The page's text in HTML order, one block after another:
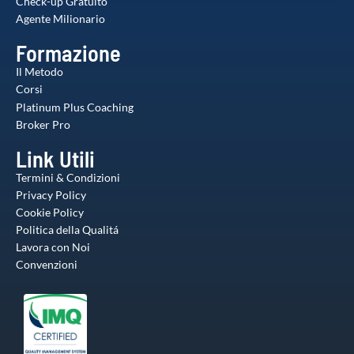
raccolto dal suo utilizzo dei loro servizi.
Agente Milionario
Formazione
Il Metodo
Corsi
Platinum Plus Coaching
Broker Pro
Link Utili
Termini & Condizioni
Privacy Policy
Cookie Policy
Politica della Qualitá
Lavora con Noi
Convenzioni